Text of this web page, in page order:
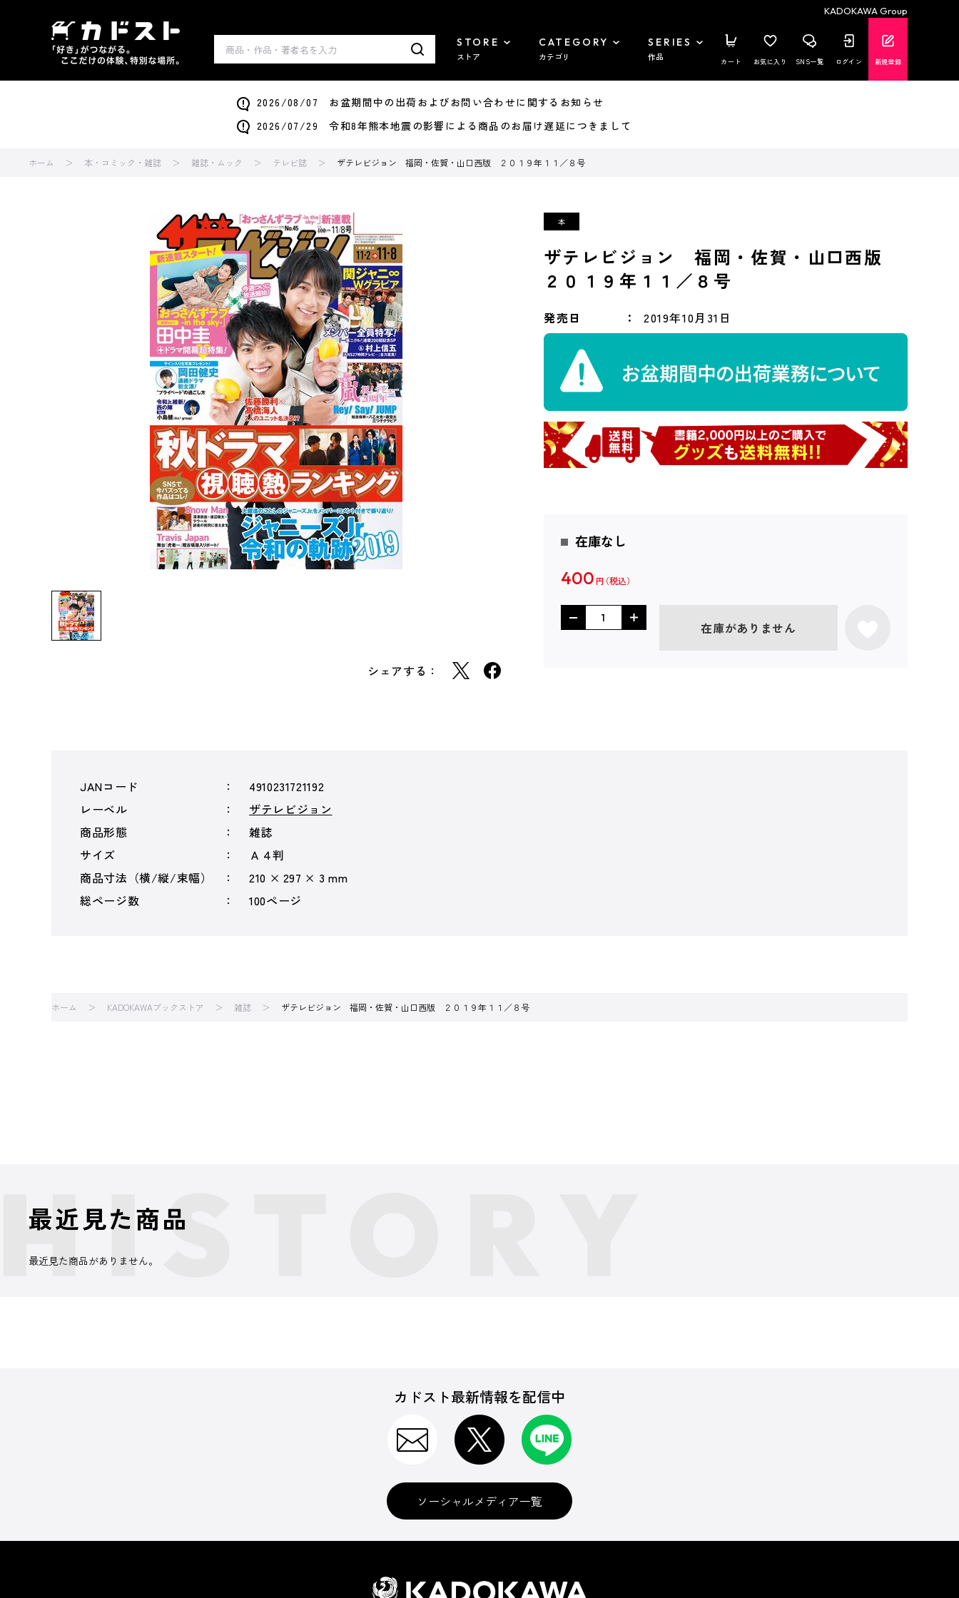
KADOKAWA Group
STORE
ストア
CATEGORY
カテゴリ
SERIES
作品 カート お気に入り SNS一覧 ログイン 新規登録
2026/08/07 お盆期間中の出荷およびお問い合わせに関するお知らせ
2026/07/29 令和8年熊本地震の影響による商品のお届け遅延につきまして
ホーム 本・コミック・雑誌 雑誌・ムック テレビ誌 ザテレビジョン 福岡・佐賀・山口西版 ２０１９年１１／８号
シェアする：
ザテレビジョン 福岡・佐賀・山口西版
２０１９年１１／８号
発売日 2019年10月31日
在庫なし
400 円
在庫がありません
JANコード
4910231721192
レーベル
ザテレビジョン
商品形態
雑誌
サイズ
Ａ４判
商品寸法（横/縦/束幅）
210 × 297 × 3 mm
総ページ数
100ページ
ホーム KADOKAWAブックストア 雑誌 ザテレビジョン 福岡・佐賀・山口西版 ２０１９年１１／８号
最近見た商品
最近見た商品がありません。
カドスト最新情報を配信中
ソーシャルメディア一覧